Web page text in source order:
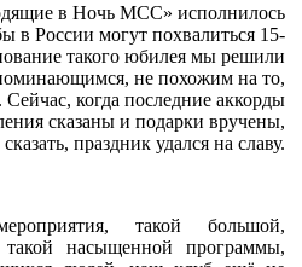
в Ночь МСС» исполнилось
в России могут похвалиться 15-
такого юбилея мы решили
не похожим на то,
когда последние аккорды
сказаны и подарки вручены,
праздник удался на славу.
такой большой,
такой насыщенной программы,